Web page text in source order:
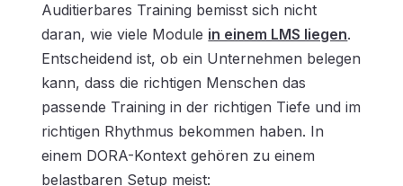
Auditierbares Training bemisst sich nicht
daran, wie viele Module in einem LMS liegen.
Entscheidend ist, ob ein Unternehmen belegen
kann, dass die richtigen Menschen das
passende Training in der richtigen Tiefe und im
richtigen Rhythmus bekommen haben. In
einem DORA-Kontext gehören zu einem
belastbaren Setup meist: